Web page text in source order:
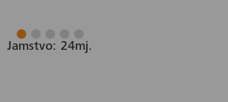
Jamstvo: 24mj.